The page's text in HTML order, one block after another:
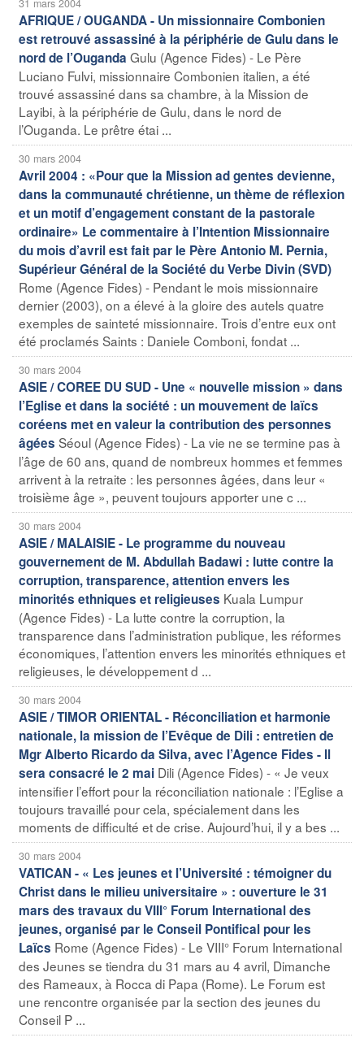
31 mars 2004
AFRIQUE / OUGANDA - Un missionnaire Combonien
est retrouvé assassiné à la périphérie de Gulu dans le
nord de l’Ouganda Gulu (Agence Fides) - Le Père
Luciano Fulvi, missionnaire Combonien italien, a été
trouvé assassiné dans sa chambre, à la Mission de
Layibi, à la périphérie de Gulu, dans le nord de
l’Ouganda. Le prêtre étai ...
30 mars 2004
Avril 2004 : «Pour que la Mission ad gentes devienne,
dans la communauté chrétienne, un thème de réflexion
et un motif d’engagement constant de la pastorale
ordinaire» Le commentaire à l’Intention Missionnaire
du mois d’avril est fait par le Père Antonio M. Pernia,
Supérieur Général de la Société du Verbe Divin (SVD)
Rome (Agence Fides) - Pendant le mois missionnaire
dernier (2003), on a élevé à la gloire des autels quatre
exemples de sainteté missionnaire. Trois d’entre eux ont
été proclamés Saints : Daniele Comboni, fondat ...
30 mars 2004
ASIE / COREE DU SUD - Une « nouvelle mission » dans
l’Eglise et dans la société : un mouvement de laïcs
coréens met en valeur la contribution des personnes
âgées Séoul (Agence Fides) - La vie ne se termine pas à
l’âge de 60 ans, quand de nombreux hommes et femmes
arrivent à la retraite : les personnes âgées, dans leur «
troisième âge », peuvent toujours apporter une c ...
30 mars 2004
ASIE / MALAISIE - Le programme du nouveau
gouvernement de M. Abdullah Badawi : lutte contre la
corruption, transparence, attention envers les
minorités ethniques et religieuses Kuala Lumpur
(Agence Fides) - La lutte contre la corruption, la
transparence dans l’administration publique, les réformes
économiques, l’attention envers les minorités ethniques et
religieuses, le développement d ...
30 mars 2004
ASIE / TIMOR ORIENTAL - Réconciliation et harmonie
nationale, la mission de l’Evêque de Dili : entretien de
Mgr Alberto Ricardo da Silva, avec l’Agence Fides - Il
sera consacré le 2 mai Dili (Agence Fides) - « Je veux
intensifier l’effort pour la réconciliation nationale : l’Eglise a
toujours travaillé pour cela, spécialement dans les
moments de difficulté et de crise. Aujourd’hui, il y a bes ...
30 mars 2004
VATICAN - « Les jeunes et l’Université : témoigner du
Christ dans le milieu universitaire » : ouverture le 31
mars des travaux du VIII° Forum International des
jeunes, organisé par le Conseil Pontifical pour les
Laïcs Rome (Agence Fides) - Le VIII° Forum International
des Jeunes se tiendra du 31 mars au 4 avril, Dimanche
des Rameaux, à Rocca di Papa (Rome). Le Forum est
une rencontre organisée par la section des jeunes du
Conseil P ...